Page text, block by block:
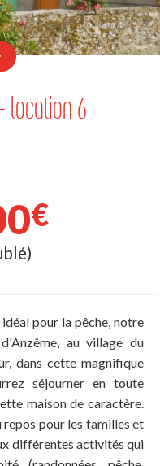
location 6
€
pour la pêche, notre
au village du
dans cette magnifique
séjourner en toute
maison de caractère.
pour les familles et
différentes activités qui